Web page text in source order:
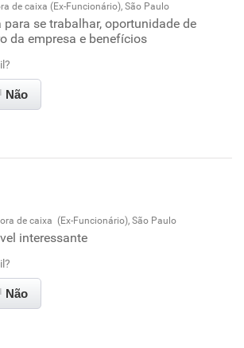
vida familiar
diretoria
de caixa (Ex-Funcionário), São Paulo
se trabalhar, oportunidade de
da empresa e benefícios
Não
de caixa (Ex-Funcionário), São Paulo
interessante
Não